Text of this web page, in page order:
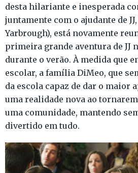
desta hilariante e inesperada
juntamente com o ajudante de
Yarbrough), está novamente
primeira grande aventura de JJ
durante o verão. À medida que
escolar, a família DiMeo, que
da escola capaz de dar o maior
uma realidade nova ao
uma comunidade, mantendo
divertido em tudo.